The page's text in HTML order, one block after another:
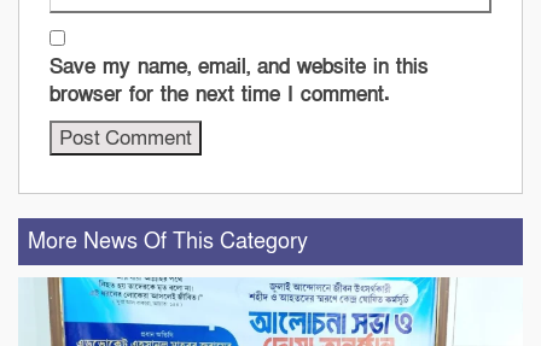
Save my name, email, and website in this
browser for the next time I comment.
More News Of This Category